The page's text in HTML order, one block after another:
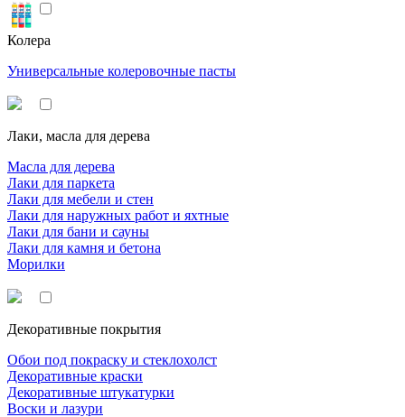
Колера
Универсальные колеровочные пасты
Лаки, масла для дерева
Масла для дерева
Лаки для паркета
Лаки для мебели и стен
Лаки для наружных работ и яхтные
Лаки для бани и сауны
Лаки для камня и бетона
Морилки
Декоративные покрытия
Обои под покраску и стеклохолст
Декоративные краски
Декоративные штукатурки
Воски и лазури